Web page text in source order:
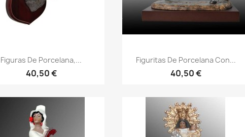
Figuras De Porcelana,...
40,50 €
Figuritas De Porcelana Con...
40,50 €